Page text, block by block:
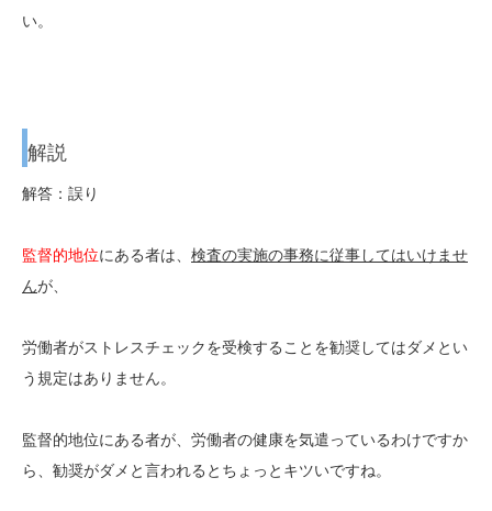
い。
解説
解答：誤り
監督的地位にある者は、 検査の実施の事務に従事してはいけませ
んが、
労働者がストレスチェックを受検することを勧奨してはダメとい
う規定はありません。
監督的地位にある者が、労働者の健康を気遣っているわけですか
ら、勧奨がダメと言われるとちょっとキツいですね。